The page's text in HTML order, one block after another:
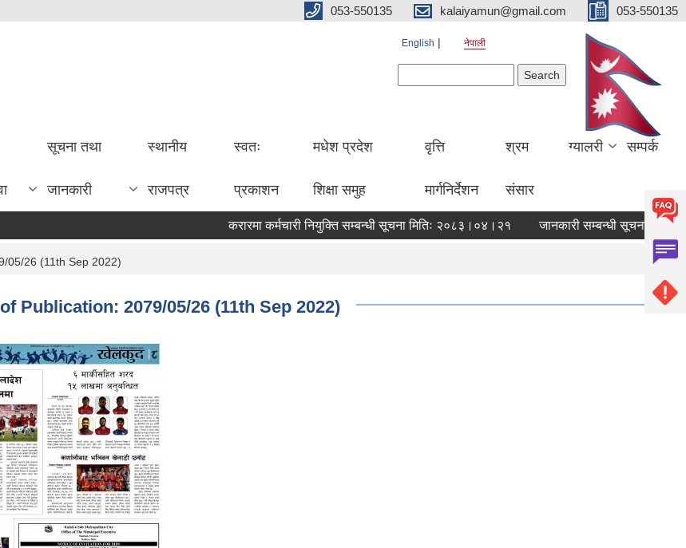
053-550135 kalaiyamun@gmail.com 053-550135
English नेपाली
सूचना तथा
जानकारी
स्थानीय
राजपत्र
स्वतः
प्रकाशन
मधेश प्रदेश
शिक्षा समुह
वृत्ति
मार्गनिर्देशन
श्रम
संसार
ग्यालरी सम्पर्क
करारमा कर्मचारी नियुक्ति सम्बन्धी सूचना मितिः २०८३।०४।२१ जानकारी सम्बन्धी सूचना-
05/26 (11th Sep 2022)
Publication: 2079/05/26 (11th Sep 2022)